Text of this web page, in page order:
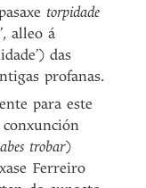
torpidade
alleo á
das
profanas.
para este
conxunción
trobar)
Ferreiro